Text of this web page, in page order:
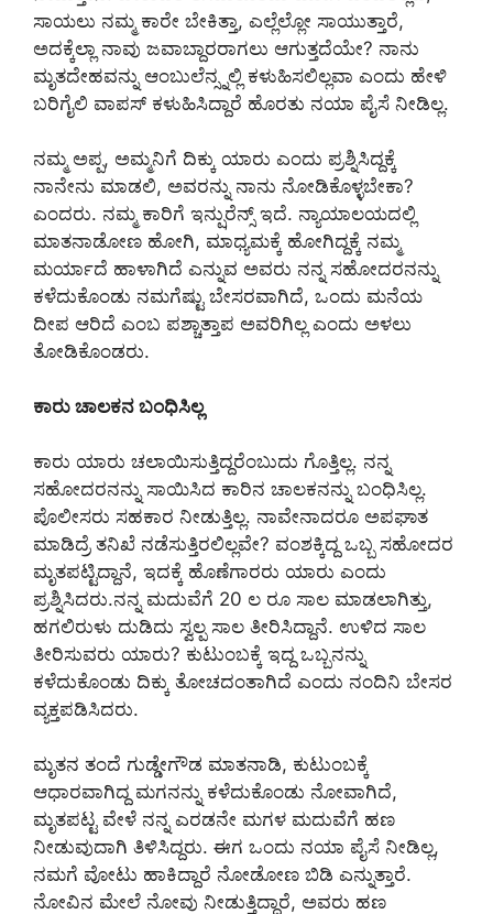
ಸಾಯಲು ನಮ್ಮ ಕಾರೇ ಬೇಕಿತ್ತಾ, ಎಲ್ಲೆಲ್ಲೋ ಸಾಯುತ್ತಾರೆ,
ಅದಕ್ಕೆಲ್ಲಾ ನಾವು ಜವಾಬ್ದಾರರಾಗಲು ಆಗುತ್ತದೆಯೇ? ನಾನು
ಮೃತದೇಹವನ್ನು ಆಂಬುಲೆನ್ಸ್ನಲ್ಲಿ ಕಳುಹಿಸಲಿಲ್ಲವಾ ಎಂದು ಹೇಳಿ
ಬರಿಗೈಲಿ ವಾಪಸ್ ಕಳುಹಿಸಿದ್ದಾರೆ ಹೊರತು ನಯಾ ಪೈಸೆ ನೀಡಿಲ್ಲ.
ನಮ್ಮ ಅಪ್ಪ, ಅಮ್ಮನಿಗೆ ದಿಕ್ಕು ಯಾರು ಎಂದು ಪ್ರಶ್ನಿಸಿದ್ದಕ್ಕೆ
ನಾನೇನು ಮಾಡಲಿ, ಅವರನ್ನು ನಾನು ನೋಡಿಕೊಳ್ಳಬೇಕಾ?
ಎಂದರು. ನಮ್ಮ ಕಾರಿಗೆ ಇನ್ಷುರೆನ್ಸ್ ಇದೆ. ನ್ಯಾಯಾಲಯದಲ್ಲಿ
ಮಾತನಾಡೋಣ ಹೋಗಿ, ಮಾಧ್ಯಮಕ್ಕೆ ಹೋಗಿದ್ದಕ್ಕೆ ನಮ್ಮ
ಮರ್ಯಾದೆ ಹಾಳಾಗಿದೆ ಎನ್ನುವ ಅವರು ನನ್ನ ಸಹೋದರನನ್ನು
ಕಳೆದುಕೊಂಡು ನಮಗೆಷ್ಟು ಬೇಸರವಾಗಿದೆ, ಒಂದು ಮನೆಯ
ದೀಪ ಆರಿದೆ ಎಂಬ ಪಶ್ಚಾತ್ತಾಪ ಅವರಿಗಿಲ್ಲ ಎಂದು ಅಳಲು
ತೋಡಿಕೊಂಡರು.
ಕಾರು ಚಾಲಕನ ಬಂಧಿಸಿಲ್ಲ
ಕಾರು ಯಾರು ಚಲಾಯಿಸುತ್ತಿದ್ದರೆಂಬುದು ಗೊತ್ತಿಲ್ಲ. ನನ್ನ
ಸಹೋದರನನ್ನು ಸಾಯಿಸಿದ ಕಾರಿನ ಚಾಲಕನನ್ನು ಬಂಧಿಸಿಲ್ಲ.
ಪೊಲೀಸರು ಸಹಕಾರ ನೀಡುತ್ತಿಲ್ಲ. ನಾವೇನಾದರೂ ಅಪಘಾತ
ಮಾಡಿದ್ರೆ ತನಿಖೆ ನಡೆಸುತ್ತಿರಲಿಲ್ಲವೇ? ವಂಶಕ್ಕಿದ್ದ ಒಬ್ಬ ಸಹೋದರ
ಮೃತಪಟ್ಟಿದ್ದಾನೆ, ಇದಕ್ಕೆ ಹೊಣೆಗಾರರು ಯಾರು ಎಂದು
ಪ್ರಶ್ನಿಸಿದರು.ನನ್ನ ಮದುವೆಗೆ 20 ಲ ರೂ ಸಾಲ ಮಾಡಲಾಗಿತ್ತು,
ಹಗಲಿರುಳು ದುಡಿದು ಸ್ವಲ್ಪ ಸಾಲ ತೀರಿಸಿದ್ದಾನೆ. ಉಳಿದ ಸಾಲ
ತೀರಿಸುವರು ಯಾರು? ಕುಟುಂಬಕ್ಕೆ ಇದ್ದ ಒಬ್ಬನನ್ನು
ಕಳೆದುಕೊಂಡು ದಿಕ್ಕು ತೋಚದಂತಾಗಿದೆ ಎಂದು ನಂದಿನಿ ಬೇಸರ
ವ್ಯಕ್ತಪಡಿಸಿದರು.
ಮೃತನ ತಂದೆ ಗುಡ್ಡೇಗೌಡ ಮಾತನಾಡಿ, ಕುಟುಂಬಕ್ಕೆ
ಆಧಾರವಾಗಿದ್ದ ಮಗನನ್ನು ಕಳೆದುಕೊಂಡು ನೋವಾಗಿದೆ,
ಮೃತಪಟ್ಟ ವೇಳೆ ನನ್ನ ಎರಡನೇ ಮಗಳ ಮದುವೆಗೆ ಹಣ
ನೀಡುವುದಾಗಿ ತಿಳಿಸಿದ್ದರು. ಈಗ ಒಂದು ನಯಾ ಪೈಸೆ ನೀಡಿಲ್ಲ,
ನಮಗೆ ವೋಟು ಹಾಕಿದ್ದಾರೆ ನೋಡೋಣ ಬಿಡಿ ಎನ್ನುತ್ತಾರೆ.
ನೋವಿನ ಮೇಲೆ ನೋವು ನೀಡುತ್ತಿದ್ದಾರೆ, ಅವರು ಹಣ